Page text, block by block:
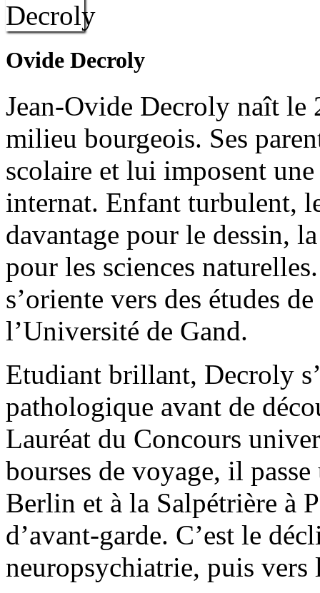
Ovide Decroly
Jean-Ovide Decroly naît le
milieu bourgeois. Ses
scolaire et lui imposent
internat. Enfant turbulent,
davantage pour le dessin,
pour les sciences
s’oriente vers des études
l’Université de Gand.
Etudiant brillant, Decroly
pathologique avant de
Lauréat du Concours
bourses de voyage, il
Berlin et à la Salpétrière à
d’avant-garde. C’est le
neuropsychiatrie, puis vers